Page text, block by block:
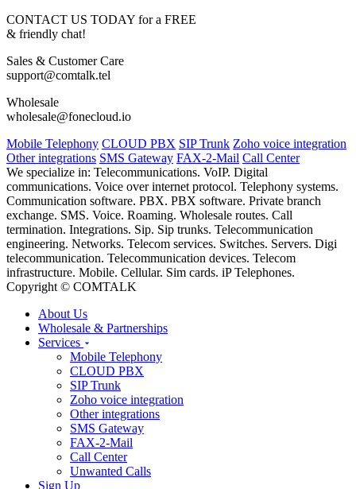
CONTACT US TODAY for a FREE
& friendly chat!
Sales & Customer Care
support@comtalk.tel
Wholesale
wholesale@fonecloud.io
Mobile Telephony CLOUD PBX SIP Trunk Zoho voice integration
Other integrations SMS Gateway FAX-2-Mail Call Center
We specialize in: Telecommunications. VoIP. Digital
communications. Voice over internet protocol. Telephony systems.
Communication software. PBX. PBX software. Private branch
exchange. SMS. Voice. Roaming. Wholesale routes. Call
termination. Integrations. Sip. Sip trunks. Telecommunication
engineering. Networks. Telecom services. Switches. Servers. Digi
telecommunication. Telecommunication devices. Telecom
infrastructure. Mobile. Cellular. Sim cards. iP Telephones.
Copyright © COMTALK
About Us
Wholesale & Partnerships
Services
Mobile Telephony
CLOUD PBX
SIP Trunk
Zoho voice integration
Other integrations
SMS Gateway
FAX-2-Mail
Call Center
Unwanted Calls
Sign Up